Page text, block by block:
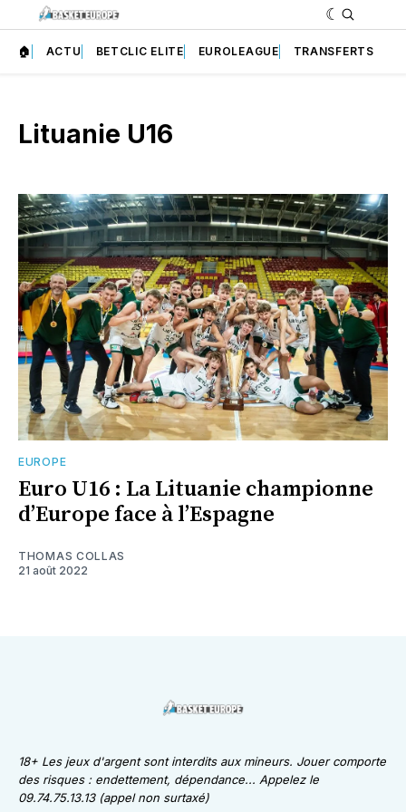
🏠 ACTU BETCLIC ELITE EUROLEAGUE TRANSFERTS
Lituanie U16
EUROPE
Euro U16 : La Lituanie championne
d’Europe face à l’Espagne
THOMAS COLLAS
21 août 2022
18+ Les jeux d'argent sont interdits aux mineurs. Jouer comporte
des risques : endettement, dépendance... Appelez le
09.74.75.13.13 (appel non surtaxé)